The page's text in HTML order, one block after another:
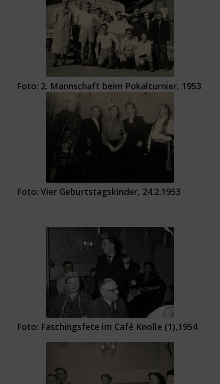
Foto: 2. Mannschaft beim Pokalturnier, 1953
Foto: Vier Geburtstagskinder, 24.2.1953
Foto: Faschingsfete im Café Knolle (1),1954